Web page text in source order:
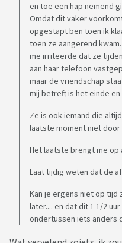
en toe een hap nemend
Omdat dit vaker
opgestapt ben toen ik
toen ze aangerend
me irriteerde dat ze
aan haar telefoon
maar de vriendschap
mij betreft is het einde
Ze is ook iemand die
laatste moment niet door
Het laatste brengt me
Laat tijdig weten dat de
Kan je ergens niet op tijd
later.... en dat dit 1 1/2
ondertussen iets anders